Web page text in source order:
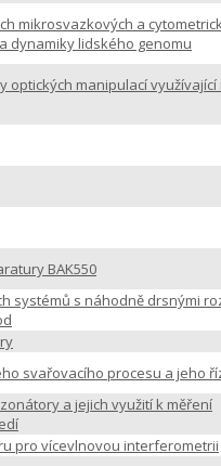
mikrosvazkových a
dynamiky lidského genomu
optických manipulací využívající
BAK550
systémů s náhodně drsnými
svařovacího procesu a jeho
a jejich využití k měření
pro vícevlnovou interferometrii